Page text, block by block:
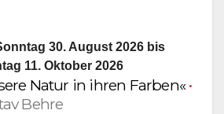
30. August 2026 bis
11. Oktober 2026
Natur in ihren Farben«•
Behre